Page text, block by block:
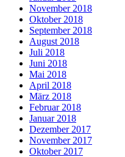
November 2018
Oktober 2018
September 2018
August 2018
Juli 2018
Juni 2018
Mai 2018
April 2018
März 2018
Februar 2018
Januar 2018
Dezember 2017
November 2017
Oktober 2017